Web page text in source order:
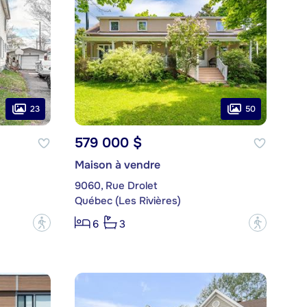
23
?
50
579 000 $
Maison à vendre
9060, Rue Drolet
Québec (Les Rivières)
6
3 ?